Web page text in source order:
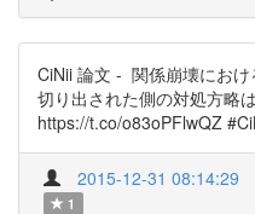
CiNii 論文 - 関係崩壊にお
切り出された側の対処方略
https://t.co/o83oPFlwQZ
2015-12-31 08:14:29
1